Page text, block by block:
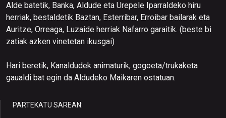
Alde batetik, Banka, Aldude eta Urepele Iparraldeko hiru
herriak, bestaldetik Baztan, Esterribar, Erroibar bailarak eta
Auritze, Orreaga, Luzaide herriak Nafarro garaitik. (beste bi
zatiak azken vinetetan ikusgai)
Hari beretik, Kanaldudek animaturik, gogoeta/trukaketa
gaualdi bat egin da Aldudeko Maikaren ostatuan.
PARTEKATU SAREAN: